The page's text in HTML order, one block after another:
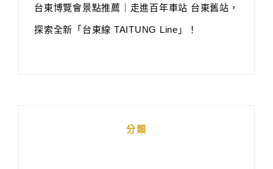
台東博覽會景點推薦｜走進百年車站 台東舊站，
探索全新「台東線 TAITUNG Line」！
分類